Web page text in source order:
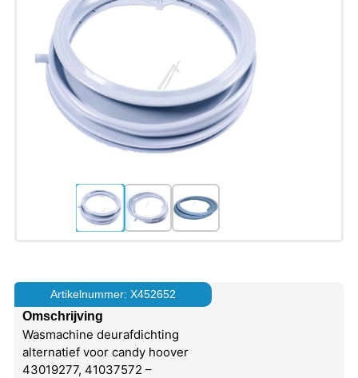
Artikelnummer: X452652
Omschrijving
Wasmachine deurafdichting
alternatief voor candy hoover
43019277, 41037572 –